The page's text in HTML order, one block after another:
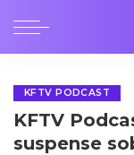
KFTV PODCAST
KFTV
suspense